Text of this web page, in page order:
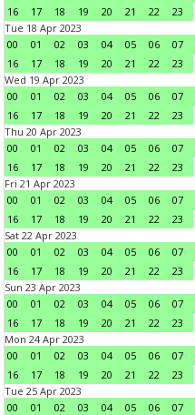
16
17 18 19 20 21 22
23
Tue 18 Apr 2023
00
01 02 03 04 05 06 07
16
17 18 19 20 21 22
23
Wed 19 Apr 2023
00
01 02 03 04 05 06 07
16
17 18 19 20 21 22
23
Thu 20 Apr 2023
00
01 02 03 04 05 06 07
16
17 18 19 20 21 22
23
Fri 21 Apr 2023
00
01 02 03 04 05 06 07
16
17 18 19 20 21 22
23
Sat 22 Apr 2023
00
01 02 03 04 05 06 07
16
17 18 19 20 21 22
23
Sun 23 Apr 2023
00
01 02 03 04 05 06 07
16
17 18 19 20 21 22
23
Mon 24 Apr 2023
00
01 02 03 04 05 06 07
16
17 18 19 20 21 22
23
Tue 25 Apr 2023
00
01 02 03 04 05 06 07